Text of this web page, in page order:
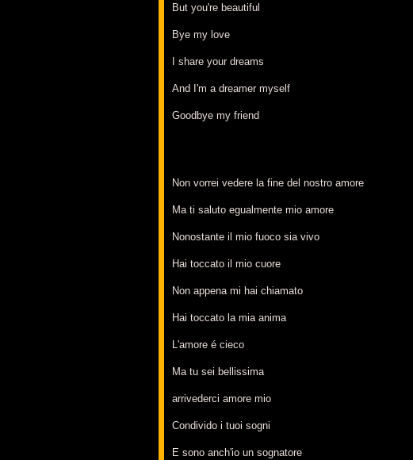
But you're beautiful
Bye my love
I share your dreams
And I'm a dreamer myself
Goodbye my friend
Non vorrei vedere la fine del nostro amore
Ma ti saluto egualmente mio amore
Nonostante il mio fuoco sia vivo
Hai toccato il mio cuore
Non appena mi hai chiamato
Hai toccato la mia anima
L'amore é cieco
Ma tu sei bellissima
arrivederci amore mio
Condivido i tuoi sogni
E sono anch'io un sognatore